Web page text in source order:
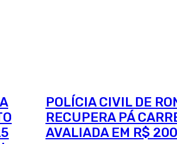
POLÍCIA CIVIL DE
RECUPERA PÁ
AVALIADA EM R$